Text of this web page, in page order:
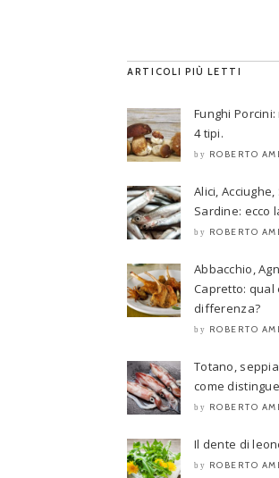
ARTICOLI PIÙ LETTI
Funghi
4 tipi.
by ROBERTO
Alici,
Sardine: ecco
by ROBERTO
Abbacchio,
Capretto: qual
differenza?
by ROBERTO
Totano,
come
by ROBERTO
Il dente di
by ROBERTO